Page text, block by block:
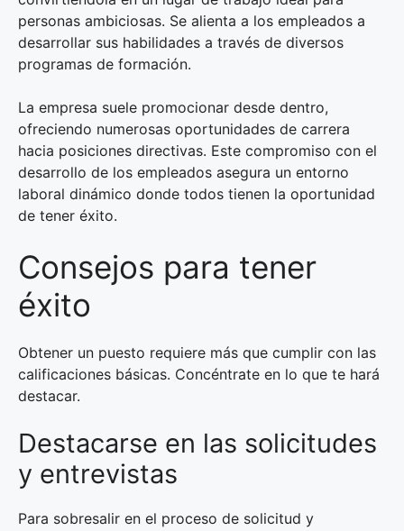
personas ambiciosas. Se alienta a los empleados a
desarrollar sus habilidades a través de diversos
programas de formación.
La empresa suele promocionar desde dentro,
ofreciendo numerosas oportunidades de carrera
hacia posiciones directivas. Este compromiso con el
desarrollo de los empleados asegura un entorno
laboral dinámico donde todos tienen la oportunidad
de tener éxito.
Consejos para tener
éxito
Obtener un puesto requiere más que cumplir con las
calificaciones básicas. Concéntrate en lo que te hará
destacar.
Destacarse en las solicitudes
y entrevistas
Para sobresalir en el proceso de solicitud y